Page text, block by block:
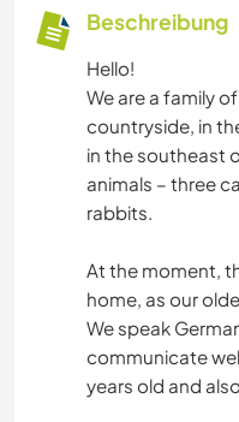
Beschreibung
Hello!
We are a family
countryside, in
in the southeast
animals – three
rabbits.
At the moment,
home, as our
We speak
communicate
years old and